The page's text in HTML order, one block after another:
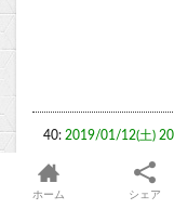
40: 2019/01/12(土)
ロンチ1ヶ月と
ホーム シェア